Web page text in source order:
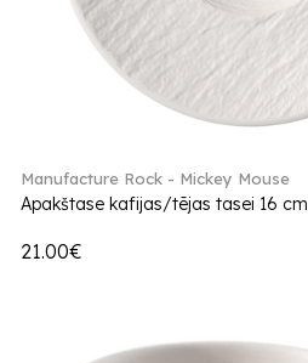
Manufacture Rock - Mickey Mouse
Apakštase kafijas/tējas tasei 16 cm
21.00€